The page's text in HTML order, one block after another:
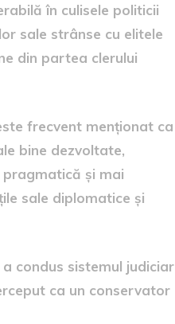
în culisele politicii
sale strânse cu elitele
din partea clerului
frecvent menționat ca
bine dezvoltate,
și mai
sale diplomatice și
condus sistemul judiciar
ca un conservator